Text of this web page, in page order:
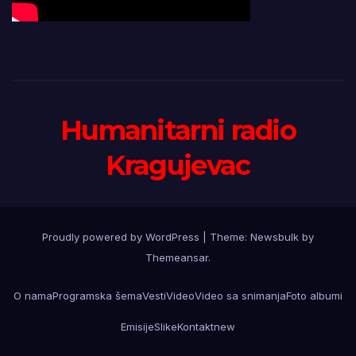
Humanitarni radio
Kragujevac
Proudly powered by WordPress Theme: Newsbulk by
Themeansar.
O namaProgramska šemaVestiVideoVideo sa snimanjaFoto albumi
EmisijeSlikeKontaktnew